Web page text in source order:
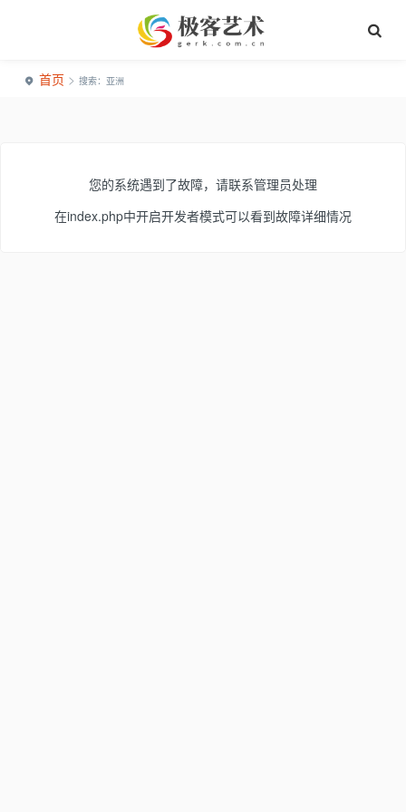
首页 > 搜索：亚洲
您的系统遇到了故障，请联系管理员处理
在index.php中开启开发者模式可以看到故障详细情况